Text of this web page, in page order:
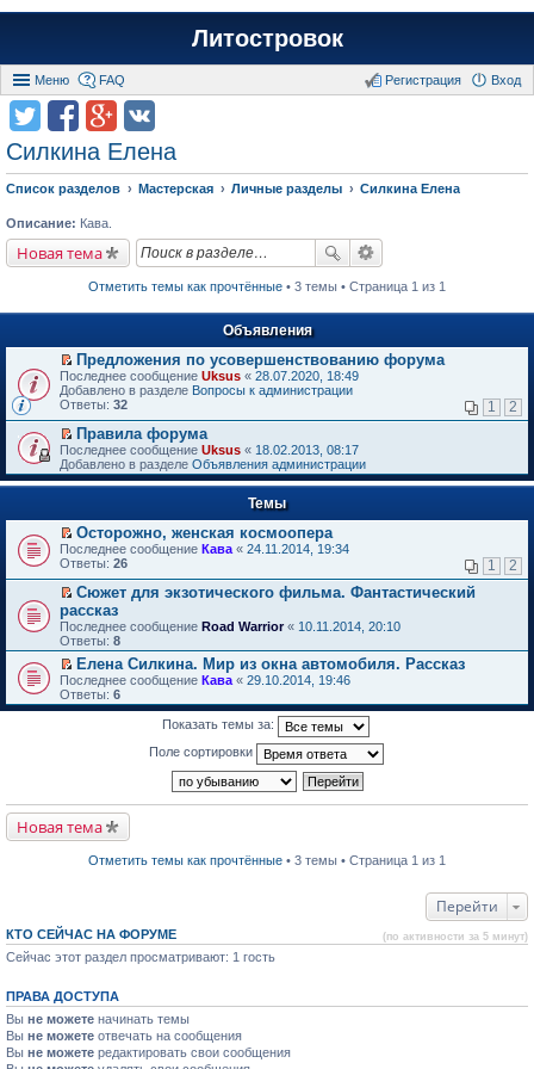
Литостровок
Меню FAQ Вход
Регистрация
Силкина Елена
Список разделов Мастерская Личные разделы Силкина Елена
Описание: Кава.
Новая тема
Отметить темы как прочтённые • 3 темы • Страница 1 из 1
Объявления
П
е
р
й
т
и
к
п
в
о
м
у
н
е
п
р
о
ч
и
т
а
н
о
о
б
щ
Предложения по усовершенствованию форума
Последнее сообщение Uksus « 28.07.2020, 18:49
Добавлено в разделе Вопросы к администрации
Ответы: 32 1 2
П
е
р
е
т
и
к
п
р
о
м
у
н
е
п
р
н
о
м
е
н
и
Правила форума
Последнее сообщение Uksus « 18.02.2013, 08:17
Добавлено в разделе Объявления администрации
Темы
П
е
е
й
т
и
к
п
е
р
в
р
о
ч
и
м
у
с
о
б
щ
е
и
Осторожно, женская космоопера
Последнее сообщение Кава « 24.11.2014, 19:34
Ответы: 26 1 2
П
е
р
е
й
т
и
к
у
е
а
н
н
м
у
с
о
о
Сюжет для экзотического фильма. Фантастический
рассказ
Последнее сообщение Road Warrior« 10.11.2014, 20:10
Ответы: 8
П
е
р
е
в
р
о
ч
т
а
н
н
о
Елена Силкина. Мир из окна автомобиля. Рассказ
Последнее сообщение Кава « 29.10.2014, 19:46
Ответы: 6
Показать темы за:
Поле сортировки
Новая тема
Отметить темы как прочтённые • 3 темы • Страница 1 из 1
Перейти
КТО СЕЙЧАС НА ФОРУМЕ (по активности за 5 минут)
Сейчас этот раздел просматривают: 1 гость
ПРАВА ДОСТУПА
Вы не можете начинать темы
Вы не можете отвечать на сообщения
Вы не можете редактировать свои сообщения